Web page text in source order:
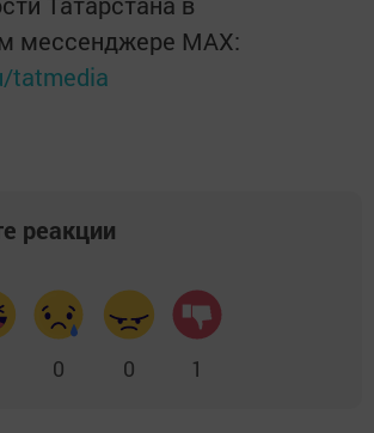
мессенджере MАХ:
tatmedia
реакции
0 0 1